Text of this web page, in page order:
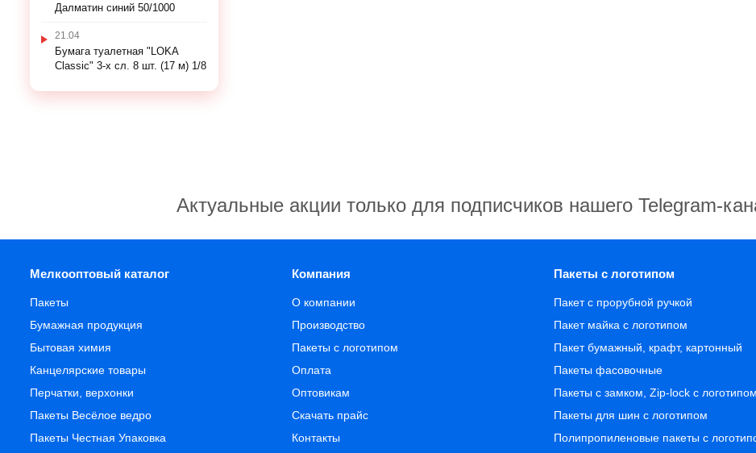
Далматин синий 50/1000
21.04
Бумага туалетная "LOKA
Classic" 3-х сл. 8 шт. (17 м) 1/8
Актуальные акции только для подписчиков нашего Telegram-
Мелкооптовый каталог
Пакеты
Бумажная продукция
Бытовая химия
Канцелярские товары
Перчатки, верхонки
Пакеты Весёлое ведро
Пакеты Честная Упаковка
Компания
О компании
Производство
Пакеты с логотипом
Оплата
Оптовикам
Скачать прайс
Контакты
Пакеты с логотипом
Пакет с прорубной ручкой
Пакет майка с логотипом
Пакет бумажный, крафт, картонный
Пакеты фасовочные
Пакеты с замком, Zip-lock с логотипом
Пакеты для шин с логотипом
Полипропиленовые пакеты с